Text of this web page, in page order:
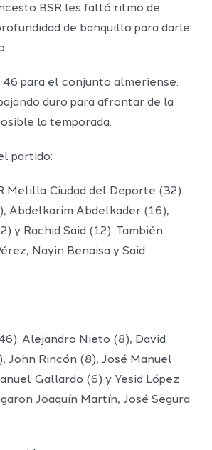
BSR les faltó ritmo de
de banquillo para darle
46 para el conjunto almeriense.
duro para afrontar de la
la temporada.
partido:
Melilla Ciudad del Deporte (32):
Abdelkarim Abdelkader (16),
y Rachid Said (12). También
Nayin Benaisa y Said
Alejandro Nieto (8), David
John Rincón (8), José Manuel
Gallardo (6) y Yesid López
Joaquín Martín, José Segura